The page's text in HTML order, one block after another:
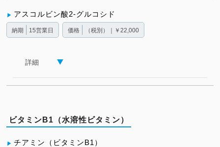
アスコルビン酸2-グルコシド
納期 15営業日 価格 （税別）｜￥22,000
詳細
ビタミンB1（水溶性ビタミン）
チアミン（ビタミンB1）